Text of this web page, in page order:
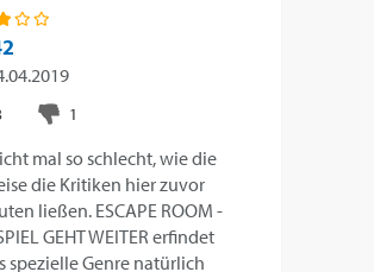
mal so schlecht, wie die
die Kritiken hier zuvor
ließen. ESCAPE ROOM -
GEHT WEITER erfindet
spezielle Genre natürlich